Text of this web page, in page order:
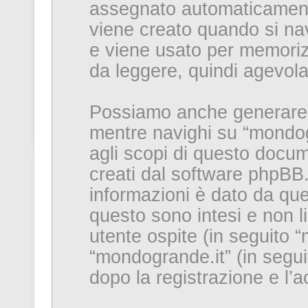
assegnato
viene creato quando si
e viene usato per
da leggere, quindi
Possiamo anche
mentre navighi su
agli scopi di questo
creati dal software
informazioni è dato da
questo sono intesi e non
utente ospite (in seguito
“mondogrande.it” (in
dopo la registrazione e